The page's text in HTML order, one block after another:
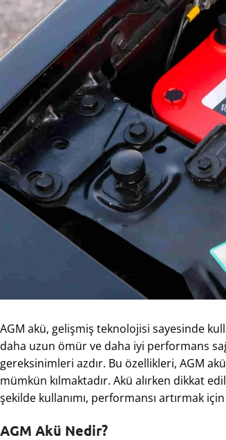
AGM akü, gelişmiş teknolojisi sayesinde
daha uzun ömür ve daha iyi performans
gereksinimleri azdır. Bu özellikleri, AGM
mümkün kılmaktadır. Akü alırken dikkat
şekilde kullanımı, performansı artırmak
AGM Akü Nedir?